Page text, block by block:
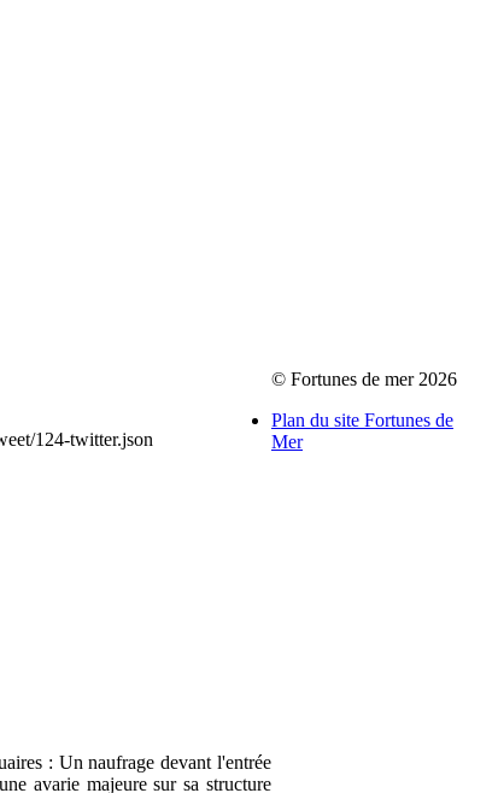
124-twitter.json
: Un naufrage devant l'entrée
avarie majeure sur sa structure
© Fortunes de mer 2026
Plan du site Fortunes de
Mer